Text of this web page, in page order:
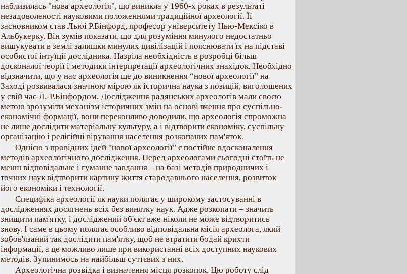
наблизилась "нова археологія", що виникла у 1960-х роках в результаті
незадоволеності науковими положеннями традиційної археології. Її
засновником став Льюі Р.Бінфорд, професор університету Нью-Мексіко в
Альбукерку. Він зумів показати, що для розуміння минулого недостатньо
вишукувати в землі залишки минулих цивілізацій і пояснювати їх на підставі
особистої інтуїції дослідника. Назріла необхідність в розробці більш
досконалої теорії і методики інтерпретації археологічних знахідок. Необхідно
відзначити, що у нас археологія ще до виникнення “нової археології" на
Заході розвивалася значною мірою як історична наука з позицій, виголошених
у свій час Л.-Р.Бінфордом. Дослідження радянських археологів мали своєю
метою зрозуміти механізм історичних змін на основі вчення про суспільно-
економічні формації, вони переконливо доводили, що археологія спроможна
не лише дослідити матеріальну культуру, а і відтворити економіку, суспільну
організацію і релігійні вірування населення розкопаних пам'яток.
Однією з провідних ідей "нової археології" є постійне вдосконалення
методів археологічного дослідження. Перед археологами сьогодні стоїть не
менш відповідальне і гуманне завдання – на базі методів природничих і
точних наук відтворити картину життя стародавнього населення, розвиток
його економіки і технології.
Специфіка археології як науки полягає у широкому застосуванні в
дослідженнях досягнень всіх без винятку наук. Адже розкопати – значить
знищити пам'ятку, і досліджений об'єкт вже ніколи не може відтворитись
знову. І саме в цьому полягає особливо відповідальна місія археолога, який
зобов'язаний так дослідити пам'ятку, щоб не втратити бодай крихти
інформації, а це можливо лише при використанні всіх доступних наукових
методів. Зупинимось на найбільш суттєвих з них.
Археологічна розвідка і визначення місця розкопок. Цю роботу слід